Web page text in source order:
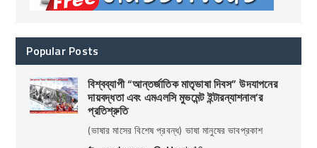
Popular Posts
বিশ্বব্যাপী “আন্তর্জাতিক মাতৃভাষা দিবস” উদযাপনের
দায়বদ্ধতা এবং এমএলসি মুভমেন্ট ইন্টারন্যাশনাল’র
প্রতিশ্রুতি
(ভাষার মাসের বিশেষ প্রবন্ধ) ভাষা মানুষের ভাবপ্রকাশ